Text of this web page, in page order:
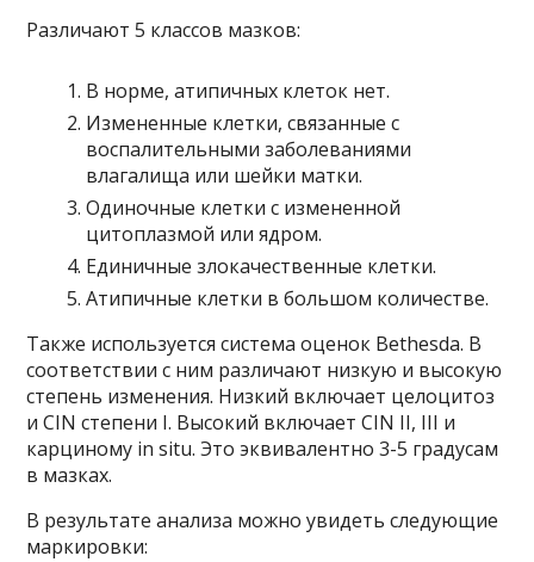
Различают 5 классов мазков:
В норме, атипичных клеток нет.
Измененные клетки, связанные с
воспалительными заболеваниями
влагалища или шейки матки.
Одиночные клетки с измененной
цитоплазмой или ядром.
Единичные злокачественные клетки.
Атипичные клетки в большом количестве.
Также используется система оценок Bethesda. В
соответствии с ним различают низкую и высокую
степень изменения. Низкий включает целоцитоз
и CIN степени I. Высокий включает CIN II, III и
карциному in situ. Это эквивалентно 3-5 градусам
в мазках.
В результате анализа можно увидеть следующие
маркировки: